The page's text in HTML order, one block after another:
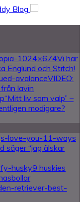
Vi har
Englund och Stitch!
VIDEO:
lavin
“Mitt liv som valp” –
modigare?
säger “jag älskar
9 huskies